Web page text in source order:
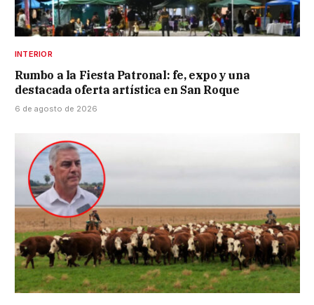
INTERIOR
Rumbo a la Fiesta Patronal: fe, expo y una
destacada oferta artística en San Roque
6 de agosto de 2026